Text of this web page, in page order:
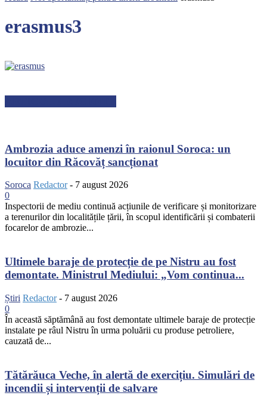
erasmus3
Ambrozia aduce amenzi în raionul Soroca: un
locuitor din Răcovăț sancționat
Soroca Redactor - 7 august 2026
0
Inspectorii de mediu continuă acțiunile de verificare și monitorizare
a terenurilor din localitățile țării, în scopul identificării și combaterii
focarelor de ambrozie...
Ultimele baraje de protecție de pe Nistru au fost
demontate. Ministrul Mediului: „Vom continua...
Știri Redactor - 7 august 2026
0
În această săptămână au fost demontate ultimele baraje de protecție
instalate pe râul Nistru în urma poluării cu produse petroliere,
cauzată de...
Tătărăuca Veche, în alertă de exercițiu. Simulări de
incendii și intervenții de salvare